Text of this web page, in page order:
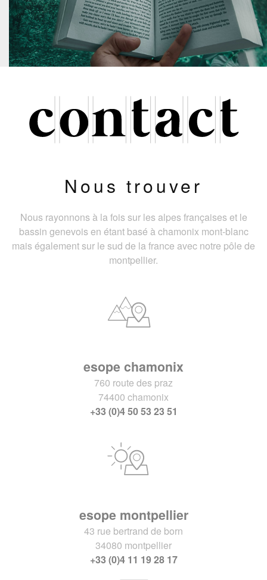
Nous trouver
Nous rayonnons à la fois sur les alpes françaises et le
bassin genevois en étant basé à chamonix mont-blanc
mais également sur le sud de la france avec notre pôle de
montpellier.
esope chamonix
760 route des praz
74400 chamonix
+33 (0)4 50 53 23 51
esope montpellier
43 rue bertrand de born
34080 montpellier
+33 (0)4 11 19 28 17